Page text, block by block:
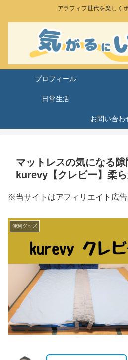
アラフィフ世代を楽しく
プロフィール
日常生活
お問い合わ
マットレスの気になる隙
kurevy【クレビー】柔
※当サイトはアフィリエイト広告
便利グッズ